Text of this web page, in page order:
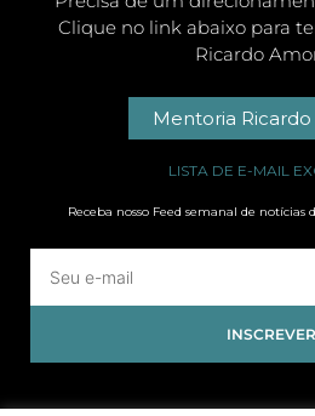
Clique no link abaixo para
Ricardo
Mentoria
LISTA DE E-MAIL
Receba nosso Feed semanal de
INSCREVER